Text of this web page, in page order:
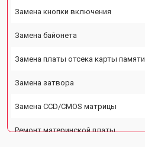
Замена кнопки включения
Замена байонета
Замена платы отсека карты памяти
Замена затвора
Замена CCD/CMOS матрицы
Ремонт материнской платы